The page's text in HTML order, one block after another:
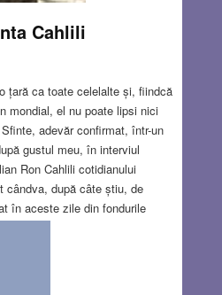
Cahlili
țară ca toate celelalte și, fiindcă
mondial, el nu poate lipsi nici
adevăr confirmat, într-un
gustul meu, în interviul
Ron Cahlili cotidianului
cândva, după câte știu, de
în aceste zile din fondurile
combinație urât
„tsarfati”=francez și
la faptul că o mare parte